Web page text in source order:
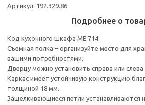
Артикул: 192.329.86
Подробнее о
Код кухонного шкафа ME 714
Съемная полка – организуйте место для
вашими потребностями.
Дверцу можно установить справа или слева.
Каркас имеет устойчивую конструкцию
толщиной 18 мм.
Защелкивающиеся петли устанавливаются